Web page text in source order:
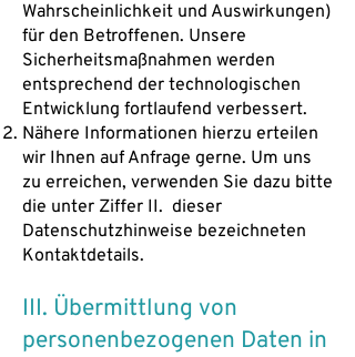
Wahrscheinlichkeit und Auswirkungen)
für den Betroffenen. Unsere
Sicherheitsmaßnahmen werden
entsprechend der technologischen
Entwicklung fortlaufend verbessert.
Nähere Informationen hierzu erteilen
wir Ihnen auf Anfrage gerne. Um uns
zu erreichen, verwenden Sie dazu bitte
die unter Ziffer II. dieser
Datenschutzhinweise bezeichneten
Kontaktdetails.
III. Übermittlung von
personenbezogenen Daten in